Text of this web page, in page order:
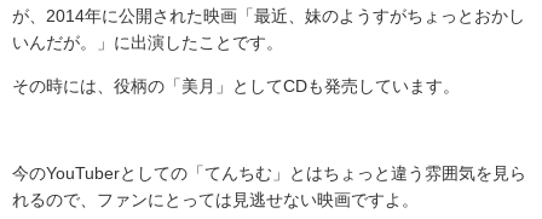
が、2014年に公開された映画「最近、妹のようすがちょっとおかし
いんだが。」に出演したことです。
その時には、役柄の「美月」としてCDも発売しています。
今のYouTuberとしての「てんちむ」とはちょっと違う雰囲気を見ら
れるので、ファンにとっては見逃せない映画ですよ。